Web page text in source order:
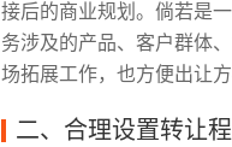
接后的商业规划。倘若是
务涉及的产品、客户群体
场拓展工作，也方便出让
二、合理设置转让